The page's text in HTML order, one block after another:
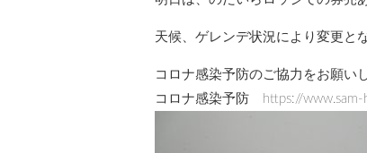
天候、ゲレンデ状況により変更と
コロナ感染予防のご協力をお願い
コロナ感染予防 https://www.sam-